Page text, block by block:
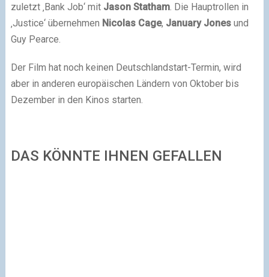
zuletzt ‚Bank Job‘ mit Jason Statham. Die Hauptrollen in
‚Justice‘ übernehmen Nicolas Cage, January Jonesund
Guy Pearce.
Der Film hat noch keinen Deutschlandstart-Termin, wird
aber in anderen europäischen Ländern von Oktober bis
Dezember in den Kinos starten.
DAS KÖNNTE IHNEN GEFALLEN